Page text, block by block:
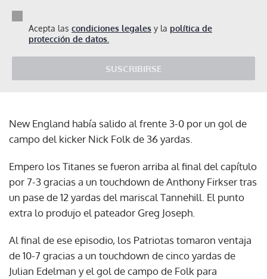
Acepta las condiciones legales y la política de
protección de datos.
SUSCRIBIRSE
New England había salido al frente 3-0 por un gol de
campo del kicker Nick Folk de 36 yardas.
Empero los Titanes se fueron arriba al final del capítulo
por 7-3 gracias a un touchdown de Anthony Firkser tras
un pase de 12 yardas del mariscal Tannehill. El punto
extra lo produjo el pateador Greg Joseph.
Al final de ese episodio, los Patriotas tomaron ventaja
de 10-7 gracias a un touchdown de cinco yardas de
Julian Edelman y el gol de campo de Folk para